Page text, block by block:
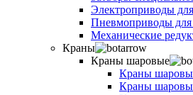
Электроприводы
Пневмоприводы для
Механические
Краны
Краны шаровые
Краны
Краны